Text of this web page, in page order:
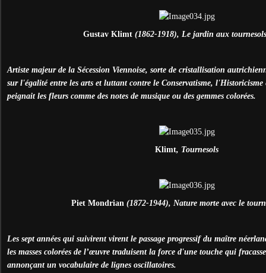
Gustav Klimt(1862-1918), Le jardin aux
Artiste majeur de la Sécession Viennoise, sorte de cristallisation
sur l'égalité entre les arts et luttant contre le Conservatisme, l'Historicisme
peignait les fleurs comme des notes de musique ou des gemmes colorées.
Klimt, Tournesols
Piet Mondrian (1872-1944), Nature morte avec le
Les sept années qui suivirent virent le passage progressif du maître
les masses colorées de l’œuvre traduisent la force d'une touche qui
annonçant un vocabulaire de lignes oscillatoires.